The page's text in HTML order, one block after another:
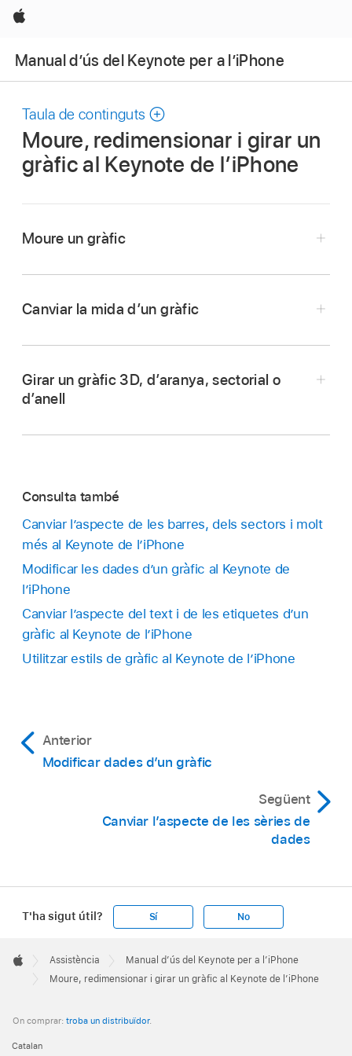
Apple
Manual d’ús del Keynote per a l’iPhone
Taula de continguts
Moure, redimensionar i girar un
gràfic al Keynote de l’iPhone
Moure un gràfic
Obre una presentació i toca el gràfic.
arrosseguis els punts blaus de la vora).
Mentre arrossegues, unes guies d’alineació
grogues t’ajudaran a situar el gràfic respecte
Canviar la mida d’un gràfic
Obre una presentació i toca el gràfic.
Arrossega qualsevol dels punts blaus de la vora
Girar un gràfic 3D, d’aranya, sectorial o
d’anell
Ves a l’app Keynote
de l’iPhone.
Obre una presentació i fes qualsevol de les
accions següents:
Girar un gràfic 3D:toca el gràfic i després
arrossega
.
després, toca “Angle de rotació”. Arrossega
la roda, o toca l’angle i introdueix un valor
Consulta també
Canviar l’aspecte de les barres, dels sectors i molt
més al Keynote de l’iPhone
Modificar les dades d’un gràfic al Keynote de
l’iPhone
Canviar l’aspecte del text i de les etiquetes d’un
gràfic al Keynote de l’iPhone
Utilitzar estils de gràfic al Keynote de l’iPhone
Anterior
Modificar dades d’un gràfic
Següent
Canviar l’aspecte de les sèries de
dades
T'ha sigut útil? Sí No
Footer

Apple
Assistència
Manual d’ús del Keynote per a l’iPhone
Moure, redimensionar i girar un gràfic al Keynote de l’iPhone
On comprar: troba un distribuïdor.
Catalan